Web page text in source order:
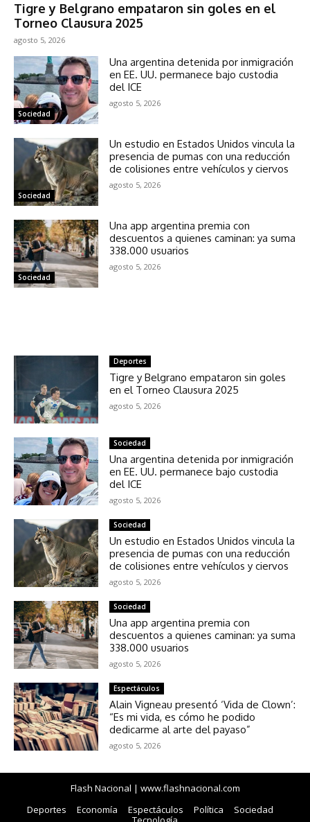
Tigre y Belgrano empataron sin goles en el
Torneo Clausura 2025
agosto 5, 2026
Sociedad
Una argentina detenida por inmigración
en EE. UU. permanece bajo custodia
del ICE
agosto 5, 2026
Sociedad
Un estudio en Estados Unidos vincula la
presencia de pumas con una reducción
de colisiones entre vehículos y ciervos
agosto 5, 2026
Sociedad
Una app argentina premia con
descuentos a quienes caminan: ya suma
338.000 usuarios
agosto 5, 2026
Deportes
Tigre y Belgrano empataron sin goles
en el Torneo Clausura 2025
agosto 5, 2026
Sociedad
Una argentina detenida por inmigración
en EE. UU. permanece bajo custodia
del ICE
agosto 5, 2026
Sociedad
Un estudio en Estados Unidos vincula la
presencia de pumas con una reducción
de colisiones entre vehículos y ciervos
agosto 5, 2026
Sociedad
Una app argentina premia con
descuentos a quienes caminan: ya suma
338.000 usuarios
agosto 5, 2026
Espectáculos
Alain Vigneau presentó ‘Vida de Clown’:
“Es mi vida, es cómo he podido
dedicarme al arte del payaso”
agosto 5, 2026
Flash Nacional | www.flashnacional.com
Deportes
Economía Espectáculos Política
Sociedad